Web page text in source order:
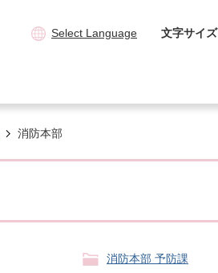
Select Language 文字サイズ
消防本部
消防本部 予防課